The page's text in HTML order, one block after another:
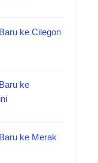
ke Cilegon
ke
ke Merak